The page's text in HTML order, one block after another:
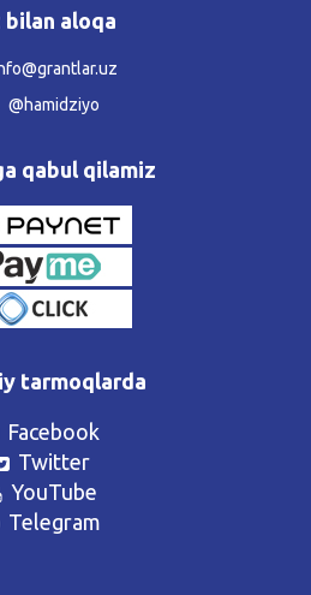
bilan aloqa
@hamidziyo
qabul qilamiz
tarmoqlarda
Facebook
Twitter
YouTube
Telegram